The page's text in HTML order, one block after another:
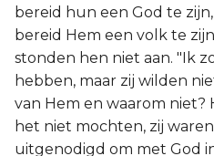
bereid hun een God te
bereid Hem een volk te
stonden hen niet aan. "Ik
hebben, maar zij wilden
van Hem en waarom niet?
het niet mochten, zij
uitgenodigd om met God